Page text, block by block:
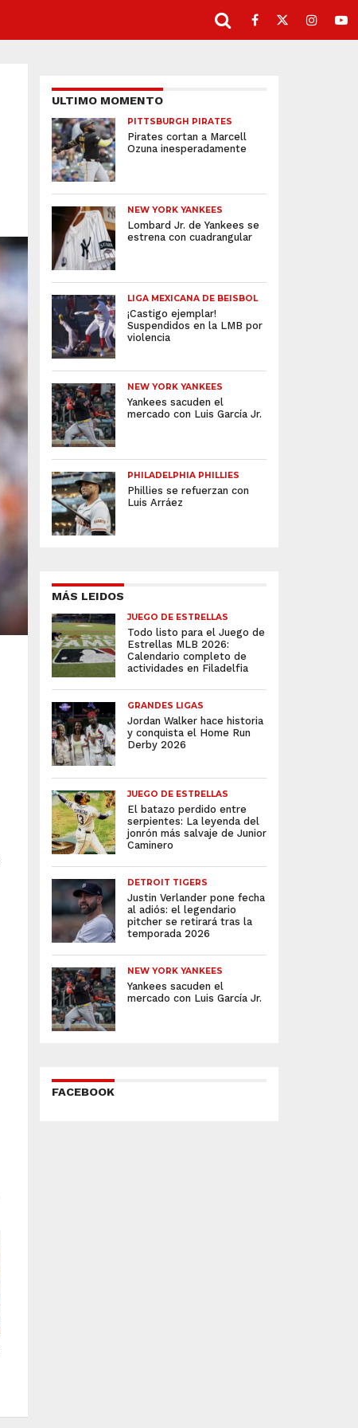
ULTIMO MOMENTO
PITTSBURGH PIRATES
Pirates cortan a Marcell
Ozuna inesperadamente
NEW YORK YANKEES
Lombard Jr. de Yankees se
estrena con cuadrangular
LIGA MEXICANA DE BEISBOL
¡Castigo ejemplar!
Suspendidos en la LMB por
violencia
NEW YORK YANKEES
Yankees sacuden el
mercado con Luis García Jr.
PHILADELPHIA PHILLIES
Phillies se refuerzan con
Luis Arráez
MÁS LEIDOS
JUEGO DE ESTRELLAS
Todo listo para el Juego de
Estrellas MLB 2026:
Calendario completo de
actividades en Filadelfia
GRANDES LIGAS
Jordan Walker hace historia
y conquista el Home Run
Derby 2026
JUEGO DE ESTRELLAS
El batazo perdido entre
serpientes: La leyenda del
jonrón más salvaje de Junior
Caminero
DETROIT TIGERS
Justin Verlander pone fecha
al adiós: el legendario
pitcher se retirará tras la
temporada 2026
NEW YORK YANKEES
Yankees sacuden el
mercado con Luis García Jr.
FACEBOOK